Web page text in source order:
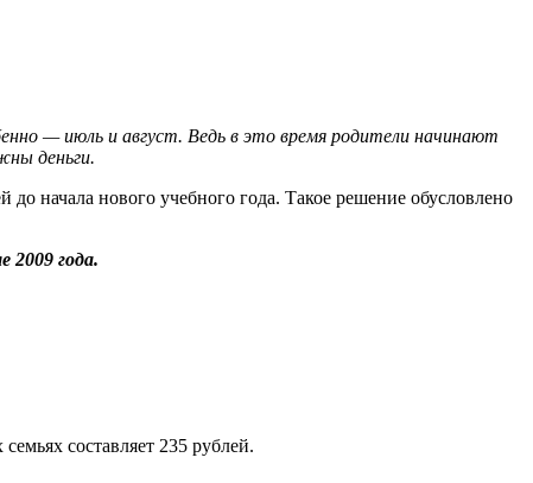
— июль и август. Ведь в это время родители начинают
деньги.
начала нового учебного года. Такое решение обусловлено
2009 года.
составляет 235 рублей.